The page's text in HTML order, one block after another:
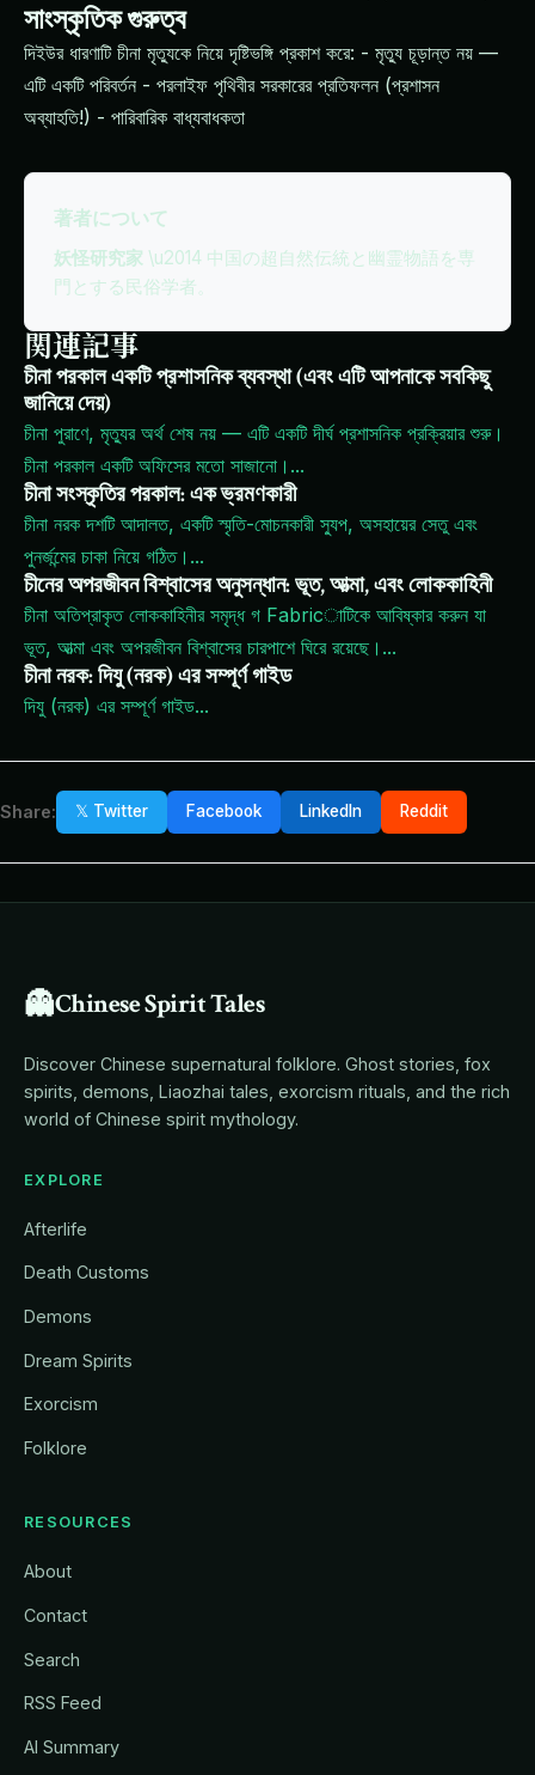
সাংস্কৃতিক গুরুত্ব
দিইউর ধারণাটি চীনা মৃত্যুকে নিয়ে দৃষ্টিভঙ্গি প্রকাশ করে: - মৃত্যু চূড়ান্ত নয় —
এটি একটি পরিবর্তন - পরলাইফ পৃথিবীর সরকারের প্রতিফলন (প্রশাসন
অব্যাহতি!) - পারিবারিক বাধ্যবাধকতা
著者について
妖怪研究家 \u2014 中国の超自然伝統と幽霊物語を専
門とする民俗学者。
関連記事
চীনা পরকাল একটি প্রশাসনিক ব্যবস্থা (এবং এটি আপনাকে সবকিছু
জানিয়ে দেয়)
চীনা পুরাণে, মৃত্যুর অর্থ শেষ নয় — এটি একটি দীর্ঘ প্রশাসনিক প্রক্রিয়ার শুরু।
চীনা পরকাল একটি অফিসের মতো সাজানো। ...
চীনা সংস্কৃতির পরকাল: এক ভ্রমণকারী
চীনা নরক দশটি আদালত, একটি স্মৃতি-মোচনকারী স্যুপ, অসহায়ের সেতু এবং
পুনর্জন্মের চাকা নিয়ে গঠিত। ...
চীনের অপরজীবন বিশ্বাসের অনুসন্ধান: ভূত, আত্মা, এবং লোককাহিনী
চীনা অতিপ্রাকৃত লোককাহিনীর সমৃদ্ধ গ Fabricাটিকে আবিষ্কার করুন যা
ভূত, আত্মা এবং অপরজীবন বিশ্বাসের চারপাশে ঘিরে রয়েছে। ...
চীনা নরক: দিযু (নরক) এর সম্পূর্ণ গাইড
দিযু (নরক) এর সম্পূর্ণ গাইড...
Share: 𝕏 Twitter Facebook LinkedIn Reddit
👻Chinese Spirit Tales
Discover Chinese supernatural folklore. Ghost stories, fox
spirits, demons, Liaozhai tales, exorcism rituals, and the rich
world of Chinese spirit mythology.
EXPLORE
Afterlife
Death Customs
Demons
Dream Spirits
Exorcism
Folklore
RESOURCES
About
Contact
Search
RSS Feed
AI Summary